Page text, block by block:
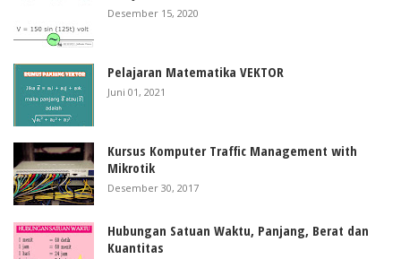
Desember 15, 2020
Pelajaran Matematika VEKTOR
Juni 01, 2021
Kursus Komputer Traffic Management with
Mikrotik
Desember 30, 2017
Hubungan Satuan Waktu, Panjang, Berat dan
Kuantitas